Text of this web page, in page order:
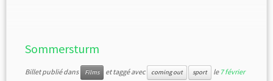
Sommersturm
Billet publié dans Films et taggé avec coming out sport le 7 février